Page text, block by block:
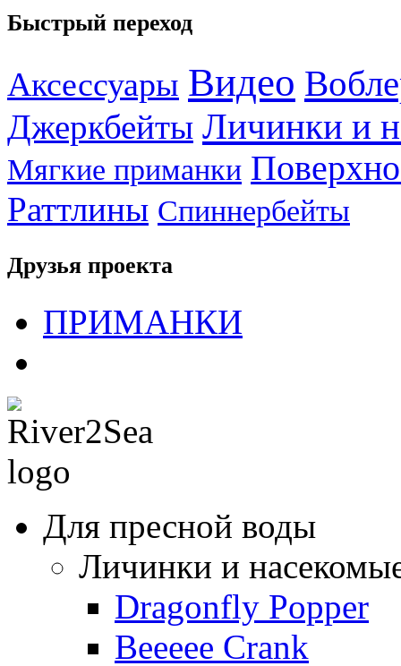
Быстрый переход
Аксессуары Видео
Джеркбейты Личинки и
Мягкие приманки
Раттлины Спиннербейты
Друзья проекта
ПРИМАНКИ
Для пресной воды
Личинки и
Dragonfly Popper
Beeeee Crank